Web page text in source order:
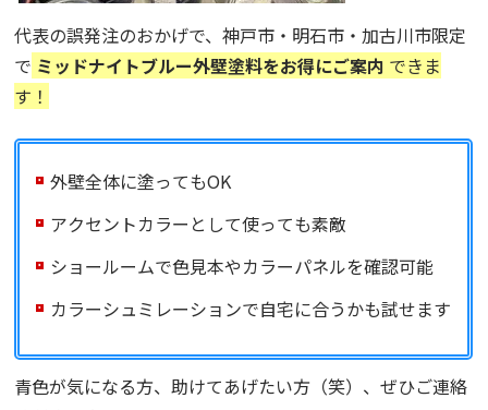
代表の誤発注のおかげで、神戸市・明石市・加古川市限定
で ミッドナイトブルー外壁塗料をお得にご案内 できま
す！
外壁全体に塗ってもOK
アクセントカラーとして使っても素敵
ショールームで色見本やカラーパネルを確認可能
カラーシュミレーションで自宅に合うかも試せます
青色が気になる方、助けてあげたい方（笑）、ぜひご連絡